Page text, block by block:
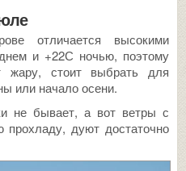
отличается высокими
и +22С ночью, поэтому
жару, стоит выбрать для
или начало осени.
не бывает, а вот ветры с
прохладу, дуют достаточно